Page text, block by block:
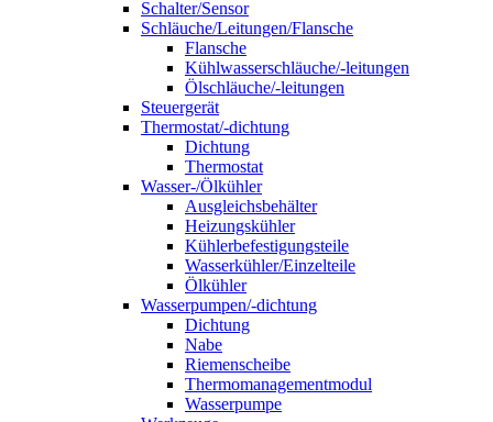
Schalter/Sensor
Schläuche/Leitungen/Flansche
Flansche
Kühlwasserschläuche/-leitungen
Ölschläuche/-leitungen
Steuergerät
Thermostat/-dichtung
Dichtung
Thermostat
Wasser-/Ölkühler
Ausgleichsbehälter
Heizungskühler
Kühlerbefestigungsteile
Wasserkühler/Einzelteile
Ölkühler
Wasserpumpen/-dichtung
Dichtung
Nabe
Riemenscheibe
Thermomanagementmodul
Wasserpumpe